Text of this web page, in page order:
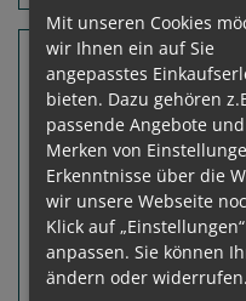
12 Nächte Puerto
Queen Elizabeth
Miami, Florida -
Mit unseren Cookies
wir Ihnen ein auf Sie
angepasstes
bieten. Dazu gehören
passende Angebote
Merken von
Erkenntnisse über die
wir unsere Webseite
Klick auf
anpassen. Sie können
ändern oder widerrufen.